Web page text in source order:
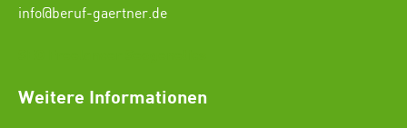
info@beruf-gaertner.de
Weitere Informationen